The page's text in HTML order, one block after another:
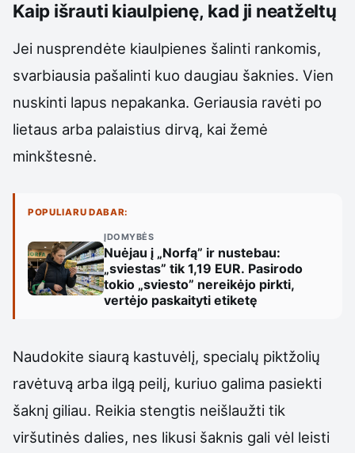
Kaip išrauti kiaulpienę, kad ji neatželtų
Jei nusprendėte kiaulpienes šalinti rankomis,
svarbiausia pašalinti kuo daugiau šaknies. Vien
nuskinti lapus nepakanka. Geriausia ravėti po
lietaus arba palaistius dirvą, kai žemė
minkštesnė.
POPULIARU DABAR:
ĮDOMYBĖS
Nuėjau į „Norfą” ir nustebau:
„sviestas” tik 1,19 EUR. Pasirodo
tokio „sviesto” nereikėjo pirkti,
vertėjo paskaityti etiketę
Naudokite siaurą kastuvėlį, specialų piktžolių
ravėtuvą arba ilgą peilį, kuriuo galima pasiekti
šaknį giliau. Reikia stengtis neišlaužti tik
viršutinės dalies, nes likusi šaknis gali vėl leisti